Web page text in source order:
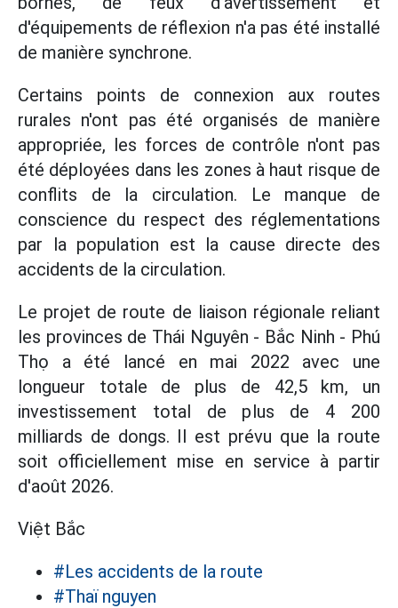
d'équipements de réflexion n'a pas été installé
de manière synchrone.
Certains points de connexion aux routes
rurales n'ont pas été organisés de manière
appropriée, les forces de contrôle n'ont pas
été déployées dans les zones à haut risque de
conflits de la circulation. Le manque de
conscience du respect des réglementations
par la population est la cause directe des
accidents de la circulation.
Le projet de route de liaison régionale reliant
les provinces de Thái Nguyên - Bắc Ninh - Phú
Thọ a été lancé en mai 2022 avec une
longueur totale de plus de 42,5 km, un
investissement total de plus de 4 200
milliards de dongs. Il est prévu que la route
soit officiellement mise en service à partir
d'août 2026.
Việt Bắc
#Les accidents de la route
#Thaï nguyen